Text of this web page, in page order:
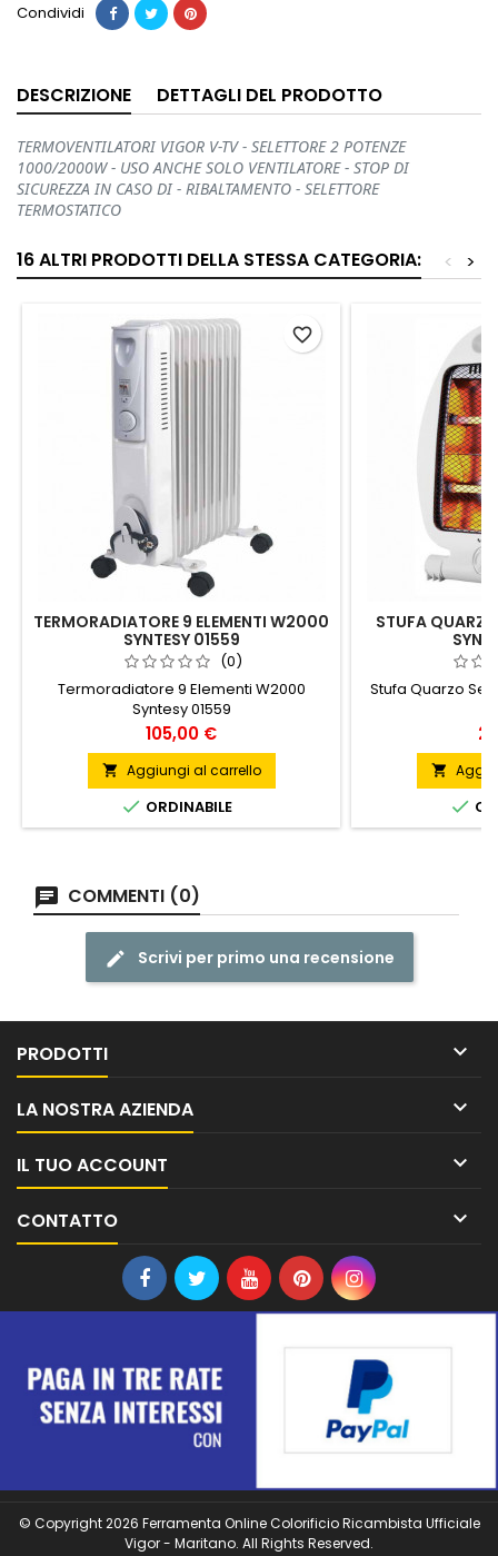
Condividi
DESCRIZIONE DETTAGLI DEL PRODOTTO
TERMOVENTILATORI VIGOR V-TV - SELETTORE 2 POTENZE
1000/2000W - USO ANCHE SOLO VENTILATORE - STOP DI
SICUREZZA IN CASO DI - RIBALTAMENTO - SELETTORE
TERMOSTATICO
16 ALTRI PRODOTTI DELLA STESSA CATEGORIA: >
<
TERMORADIATORE 9 ELEMENTI W2000
SYNTESY 01559
(0)
Termoradiatore 9 Elementi W2000
Syntesy 01559
Prezzo
105,00 €
 Aggiungi al carrello
 ORDINABILE
favorite_border
STUFA
Stufa Quarzo


COMMENTI (0)
Scrivi per primo una recensione
PRODOTTI 
LA NOSTRA AZIENDA 
IL TUO ACCOUNT 
CONTATTO 
© Copyright 2026 Ferramenta Online Colorificio Ricambista Ufficiale
Vigor - Maritano. All Rights Reserved.